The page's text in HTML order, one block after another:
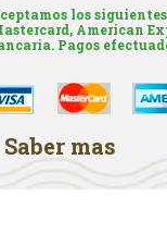
los
American
Pagos
Saber mas